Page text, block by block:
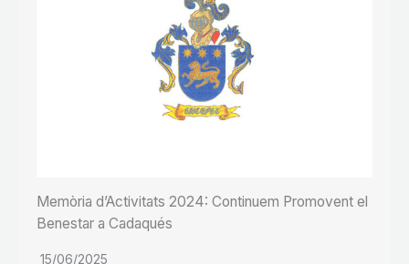
Memòria d’Activitats 2024: Continuem Promovent el
Benestar a Cadaqués
15/06/2025